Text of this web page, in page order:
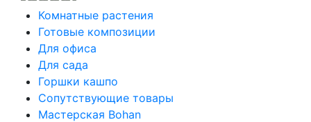
Комнатные растения
Готовые композиции
Для офиса
Для сада
Горшки кашпо
Сопутствующие товары
Мастерская Bohan